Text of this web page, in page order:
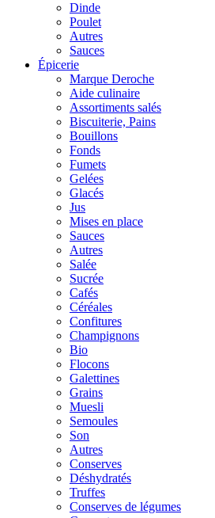
Dinde
Poulet
Autres
Sauces
Épicerie
Marque Deroche
Aide culinaire
Assortiments salés
Biscuiterie, Pains
Bouillons
Fonds
Fumets
Gelées
Glacés
Jus
Mises en place
Sauces
Autres
Salée
Sucrée
Cafés
Céréales
Confitures
Champignons
Bio
Flocons
Galettines
Grains
Muesli
Semoules
Son
Autres
Conserves
Déshydratés
Truffes
Conserves de légumes